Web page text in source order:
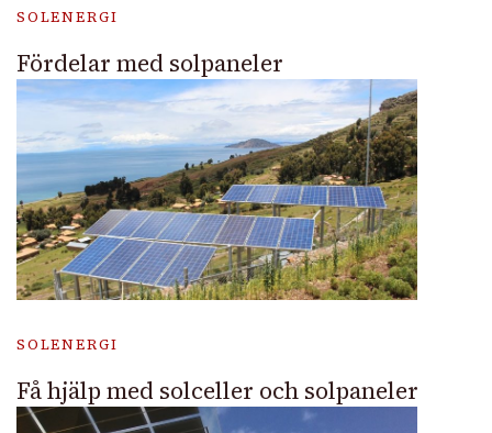
SOLENERGI
Fördelar med solpaneler
SOLENERGI
Få hjälp med solceller och solpaneler